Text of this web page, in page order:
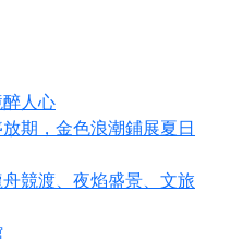
人心
期，金色浪潮鋪展夏日
競渡、夜焰盛景、文旅